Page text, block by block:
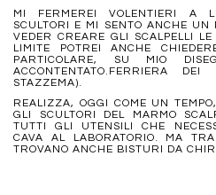
MI FERMEREI VOLENTIERI A
SCULTORI E MI SENTO ANCHE UN
VEDER CREARE GLI SCALPELLI
LIMITE POTREI ANCHE
PARTICOLARE, SU MIO
ACCONTENTATO.FERRIERA
STAZZEMA).
REALIZZA, OGGI COME UN
GLI SCULTORI DEL MARMO
TUTTI GLI UTENSILI CHE
CAVA AL LABORATORIO. MA
TROVANO ANCHE BISTURI DA